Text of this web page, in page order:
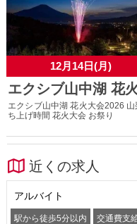
12月14日(月)
エクシブ山中湖 花
エクシブ山中湖 花火大会2026
ち上げ時間 花火大会 お祭り
近くの求人
アルバイト
駅から徒歩5分以内 交通費支